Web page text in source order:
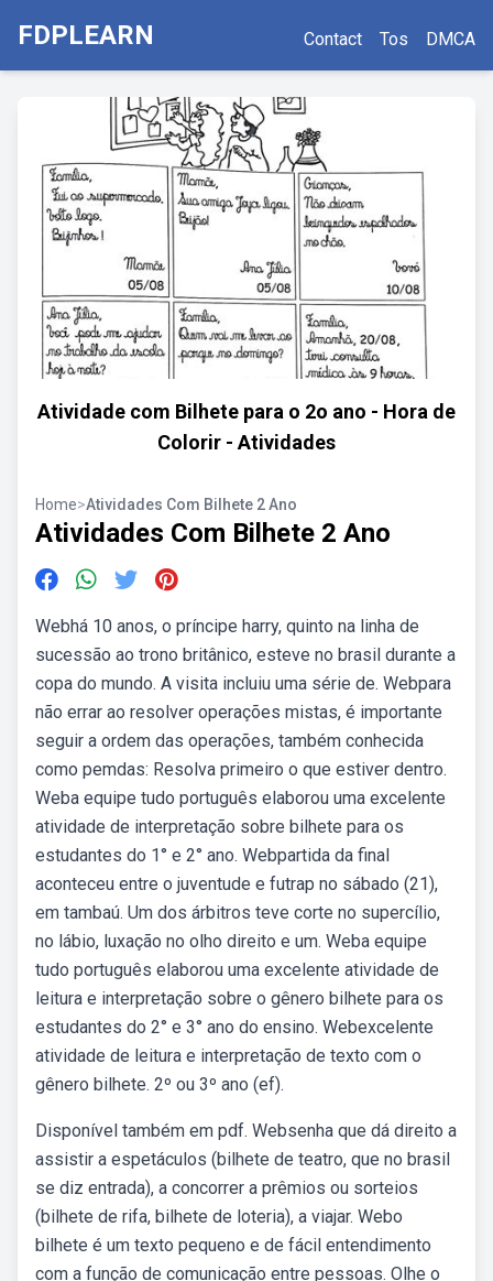
FDPLEARN Contact Tos DMCA
Atividade com Bilhete para o 2o ano - Hora de
Colorir - Atividades
Home>Atividades Com Bilhete 2 Ano
Atividades Com Bilhete 2 Ano
Webhá 10 anos, o príncipe harry, quinto na linha de
sucessão ao trono britânico, esteve no brasil durante a
copa do mundo. A visita incluiu uma série de. Webpara
não errar ao resolver operações mistas, é importante
seguir a ordem das operações, também conhecida
como pemdas: Resolva primeiro o que estiver dentro.
Weba equipe tudo português elaborou uma excelente
atividade de interpretação sobre bilhete para os
estudantes do 1° e 2° ano. Webpartida da final
aconteceu entre o juventude e futrap no sábado (21),
em tambaú. Um dos árbitros teve corte no supercílio,
no lábio, luxação no olho direito e um. Weba equipe
tudo português elaborou uma excelente atividade de
leitura e interpretação sobre o gênero bilhete para os
estudantes do 2° e 3° ano do ensino. Webexcelente
atividade de leitura e interpretação de texto com o
gênero bilhete. 2º ou 3º ano (ef).
Disponível também em pdf. Websenha que dá direito a
assistir a espetáculos (bilhete de teatro, que no brasil
se diz entrada), a concorrer a prêmios ou sorteios
(bilhete de rifa, bilhete de loteria), a viajar. Webo
bilhete é um texto pequeno e de fácil entendimento
com a função de comunicação entre pessoas. Olhe o